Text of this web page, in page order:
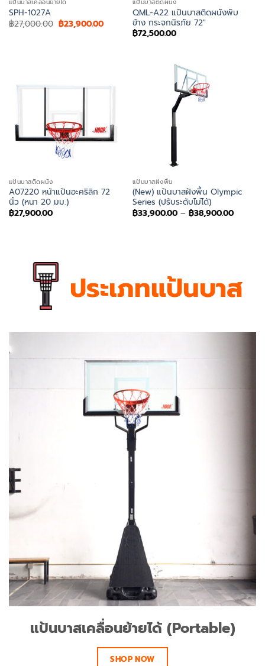
แป้นบาสเคลื่อนย้ายได้
SPH-1027A
฿27,000.00 Original
price
฿23,900.00Current
price
แป้นบาสติดผนัง
QML-A22 แป้นบาสติดผนังพับ
ข้าง กระจกนิรภัย 72″
฿72,500.00
แป้นบาสติดผนัง
A07220 หน้าแป้นอะคริลิก 72
นิ้ว (หนา 20 มม.)
฿27,900.00
แป้นบาสฝังพื้น
(New) แป้นบาสฝังพื้น Olympic
Series (ปรับระดับไม่ได้)
฿33,900.00 – ฿38,900.00Price
range:
ประเภทแป้นบาส
แป้นบาสเคลื่อนย้ายได้ (Portable)
SHOP NOW